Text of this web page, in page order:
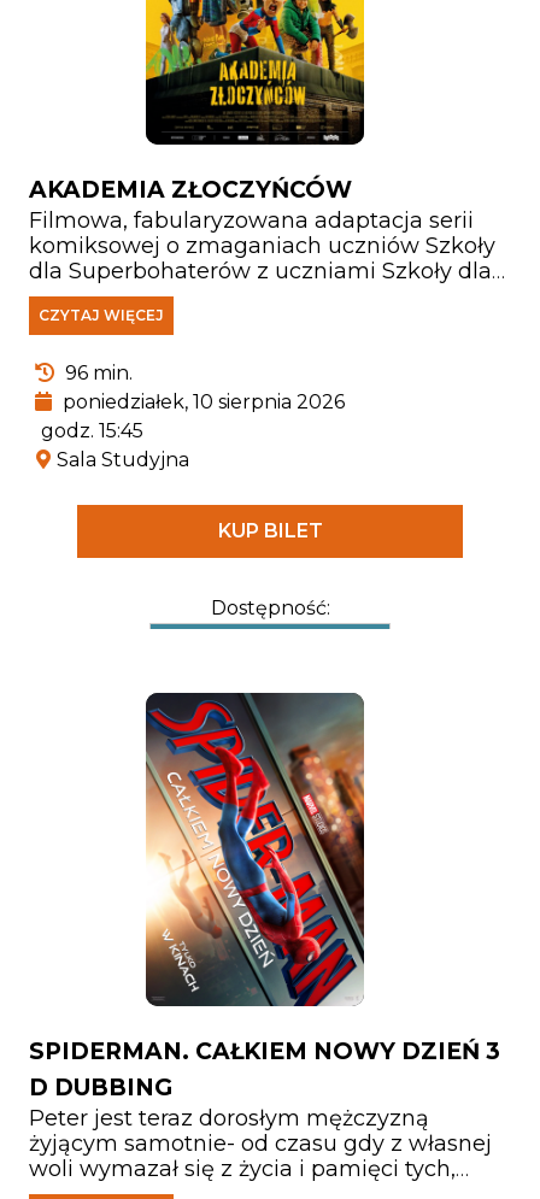
AKADEMIA ZŁOCZYŃCÓW
Filmowa, fabularyzowana adaptacja serii
komiksowej o zmaganiach uczniów Szkoły
dla Superbohaterów z uczniami Szkoły dla
Super Złoczyńców. Zbliża się kolejna edycja
zawodów. Ale co zrobić, gdy trzeba będzie
zamierza zlikwidować obie szkoły i przejąć
kontrolę nad światem? Cała nadzieja w niej
– Królowej Złoczyńców. To ona musi stoczyć
pojedynek, od którego zależy wszystko.
CZYTAJ WIĘCEJ
96 min.
poniedziałek, 10 sierpnia 2026
godz. 15:45
Sala Studyjna
KUP BILET
Dostępność:
SPIDERMAN. CAŁKIEM NOWY DZIEŃ 3
D DUBBING
Peter jest teraz dorosłym mężczyzną
żyjącym samotnie- od czasu gdy z własnej
woli wymazał się z życia i pamięci tych,